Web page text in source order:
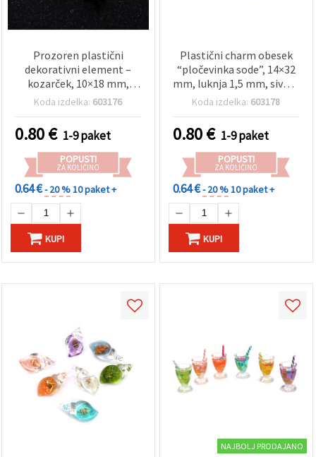
Prozoren plastični
dekorativni element –
kozarček, 10×18 mm,
luknja 6 mm, 5 kos
Koda izdelka: 603176
0.80€ 1-9 paket
POPUSTI
ZA KOLIČINO
0.64 €- 20 %10 paket +
KUPI
Plastični charm obesek
“pločevinka sode”, 14×32
mm, luknja 1,5 mm, siva, 2
kosa
Koda izdelka: 603178
0.80€ 1-9 paket
POPUSTI
ZA KOLIČINO
0.64 €- 20 %10 paket +
KUPI
NAJBOLJ PRODAJANO